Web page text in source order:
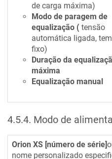
de carga máxima)
Modo de paragem de
equalização ( tensão
automática ligada,
fixo)
Duração da
máxima
Equalização manual
4.5.4. Modo de
Orion XS [número de série]
nome personalizado